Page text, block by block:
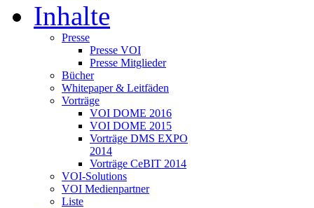
Inhalte
Presse
Presse VOI
Presse Mitglieder
Bücher
Whitepaper & Leitfäden
Vorträge
VOI DOME 2016
VOI DOME 2015
Vorträge DMS EXPO
2014
Vorträge CeBIT 2014
VOI-Solutions
VOI Medienpartner
Liste